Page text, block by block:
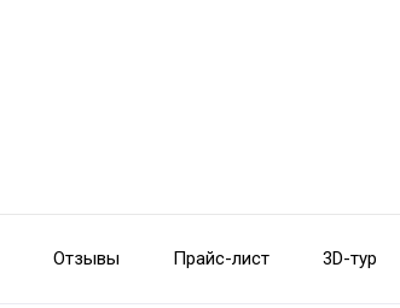
Отзывы Прайс-лист 3D-тур